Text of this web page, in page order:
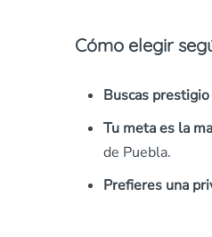
Cómo elegir
Buscas
Tu meta es la
de Puebla.
Prefieres una